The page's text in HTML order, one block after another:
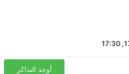
أوجد التذاكر